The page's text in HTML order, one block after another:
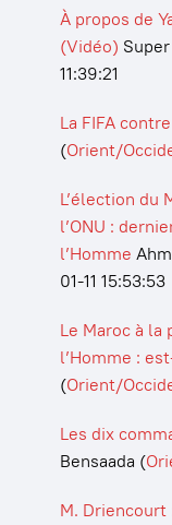
À propos de
(Vidéo)
11:39:21
La FIFA
(Orient/
L’élection du
l’ONU :
l’Homme
01-11 15:53:53
Le Maroc à
l’Homme :
(Orient/
Les dix
Bensaada (
M. Driencourt